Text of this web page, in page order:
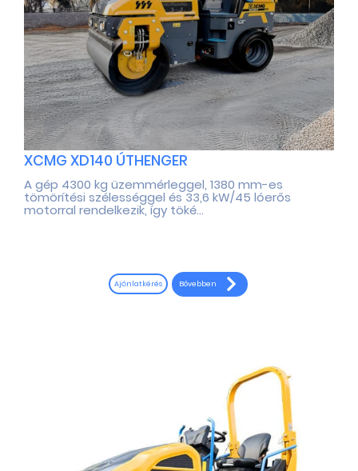
XCMG XD140 ÚTHENGER
A gép 4300 kg üzemmérleggel, 1380 mm-es
tömörítési szélességgel és 33,6 kW/45 lóerős
motorral rendelkezik, így töké...
Ajánlatkérés Bővebben